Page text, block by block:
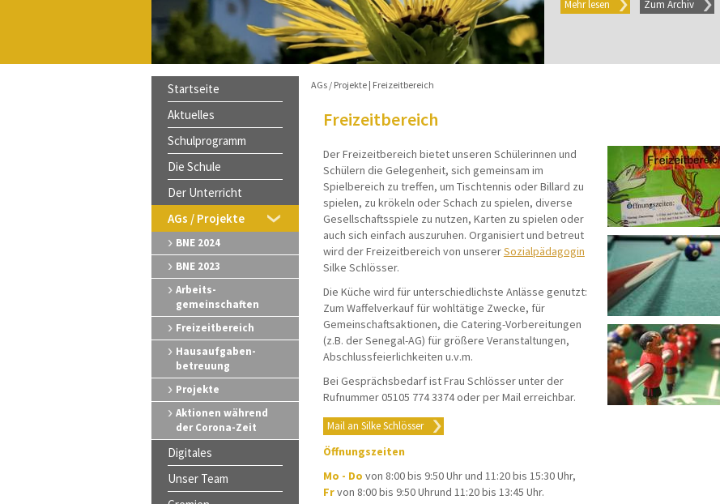
Mehr lesen Zum Archiv
Startseite
Aktuelles
Schulprogramm
Die Schule
Der Unterricht
AGs / Projekte
BNE 2024
BNE 2023
Arbeits-
gemeinschaften
Freizeitbereich
Hausaufgaben-
betreuung
Projekte
Aktionen während
der Corona-Zeit
Digitales
Unser Team
AGs / Projekte Freizeitbereich
Freizeitbereich
Der Freizeitbereich bietet unseren Schülerinnen und
Schülern die Gelegenheit, sich gemeinsam im
Spielbereich zu treffen, um Tischtennis oder Billard zu
spielen, zu krökeln oder Schach zu spielen, diverse
Gesellschaftsspiele zu nutzen, Karten zu spielen oder
auch sich einfach auszuruhen. Organisiert und betreut
wird der Freizeitbereich von unsererSozialpädagogin
Silke Schlösser.
Die Küche wird für unterschiedlichste Anlässe genutzt:
Zum Waffelverkauf für wohltätige Zwecke, für
Gemeinschaftsaktionen, die Catering-Vorbereitungen
(z.B. der Senegal-AG) für größere Veranstaltungen,
Abschlussfeierlichkeiten u.v.m.
Bei Gesprächsbedarf ist Frau Schlösser unter der
Rufnummer 05105 774 3374 oder per Mail erreichbar.
Mail an Silke Schlösser
Öffnungszeiten
Mo - Do von 8:00 bis 9:50 Uhr und 11:20 bis 15:30 Uhr,
Frvon 8:00 bis 9:50 Uhrund 11:20 bis 13:45 Uhr.